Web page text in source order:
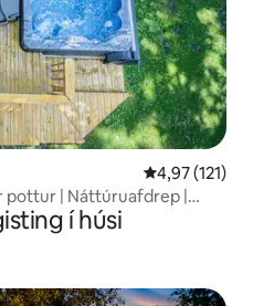
4,97 af 5 í
4,97 (121)
pottur | Náttúruafdrep |
í húsi